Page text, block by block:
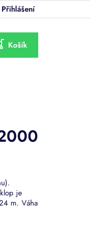
Přihlášení
je
m. Váha